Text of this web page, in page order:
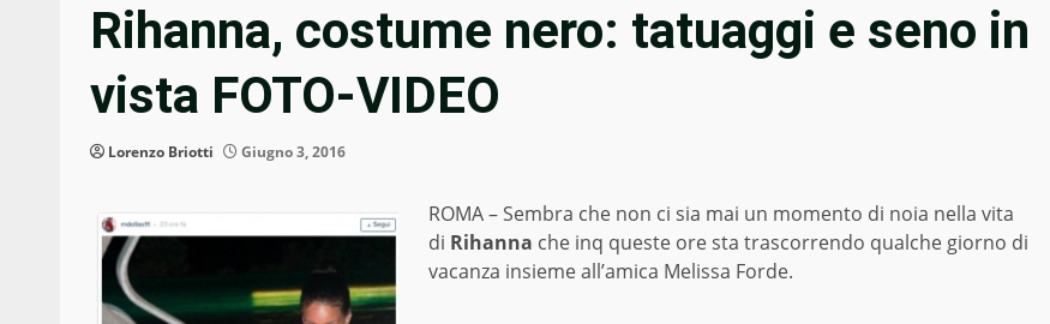
Rihanna, costume nero: tatuaggi e seno in
vista FOTO-VIDEO
Lorenzo Briotti Giugno 3, 2016
ROMA – Sembra che non ci sia mai un momento di noia nella vita
di Rihanna che inq queste ore sta trascorrendo qualche giorno di
vacanza insieme all’amica Melissa Forde.